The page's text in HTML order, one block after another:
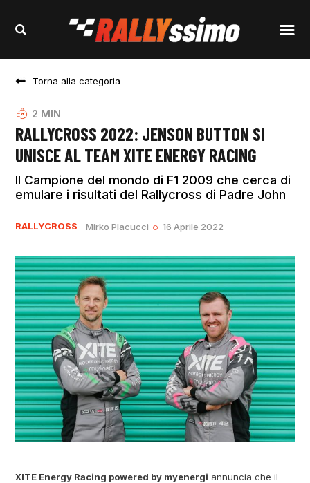
Torna alla categoria
2 MIN
RALLYCROSS 2022: JENSON BUTTON SI
UNISCE AL TEAM XITE ENERGY RACING
Il Campione del mondo di F1 2009 che cerca di
emulare i risultati del Rallycross di Padre John
RALLYCROSS Mirko Placucci 16 Aprile 2022
XITE Energy Racing powered by myenergi annuncia che il